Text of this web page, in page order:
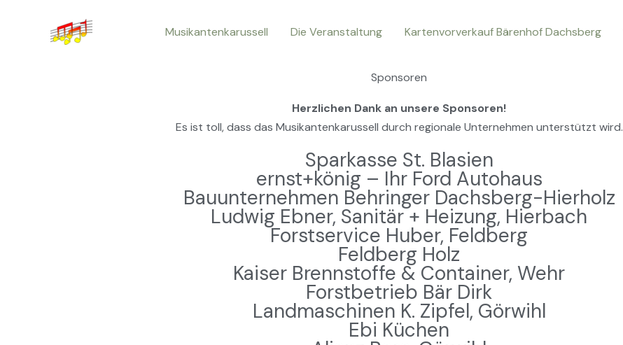
Musikantenkarussell Die Veranstaltung Kartenvorverkauf Bärenhof Dachsberg
Sponsoren
Herzlichen Dank an unsere Sponsoren!
Es ist toll, dass das Musikantenkarussell durch regionale Unternehmen unterstützt wird.
Sparkasse St. Blasien
ernst+könig – Ihr Ford Autohaus
Bauunternehmen Behringer Dachsberg-Hierholz
Ludwig Ebner, Sanitär + Heizung, Hierbach
Forstservice Huber, Feldberg
Feldberg Holz
Kaiser Brennstoffe & Container, Wehr
Forstbetrieb Bär Dirk
Landmaschinen K. Zipfel, Görwihl
Ebi Küchen